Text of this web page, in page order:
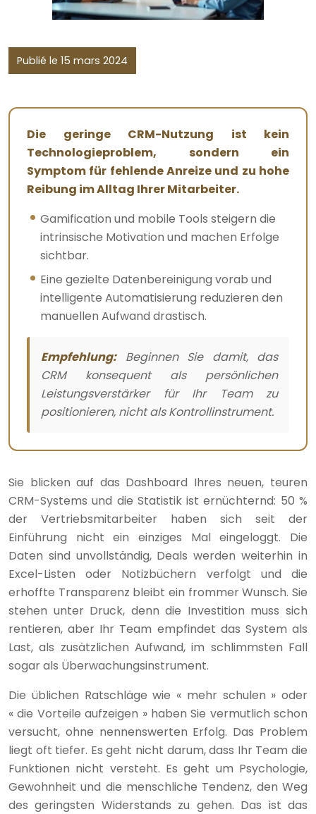
Publié le 15 mars 2024
Die geringe CRM-Nutzung ist kein
Technologieproblem, sondern ein
Symptom für fehlende Anreize und zu hohe
Reibung im Alltag Ihrer Mitarbeiter.
Gamification und mobile Tools steigern die
intrinsische Motivation und machen Erfolge
sichtbar.
Eine gezielte Datenbereinigung vorab und
intelligente Automatisierung reduzieren den
manuellen Aufwand drastisch.
Empfehlung:Beginnen Sie damit, das
CRM konsequent als persönlichen
Leistungsverstärker für Ihr Team zu
positionieren, nicht als Kontrollinstrument.
Sie blicken auf das Dashboard Ihres neuen, teuren
CRM-Systems und die Statistik ist ernüchternd: 50 %
der Vertriebsmitarbeiter haben sich seit der
Einführung nicht ein einziges Mal eingeloggt. Die
Daten sind unvollständig, Deals werden weiterhin in
Excel-Listen oder Notizbüchern verfolgt und die
erhoffte Transparenz bleibt ein frommer Wunsch. Sie
stehen unter Druck, denn die Investition muss sich
rentieren, aber Ihr Team empfindet das System als
Last, als zusätzlichen Aufwand, im schlimmsten Fall
sogar als Überwachungsinstrument.
Die üblichen Ratschläge wie « mehr schulen » oder
« die Vorteile aufzeigen » haben Sie vermutlich schon
versucht, ohne nennenswerten Erfolg. Das Problem
liegt oft tiefer. Es geht nicht darum, dass Ihr Team die
Funktionen nicht versteht. Es geht um Psychologie,
Gewohnheit und die menschliche Tendenz, den Weg
des geringsten Widerstands zu gehen. Das ist das